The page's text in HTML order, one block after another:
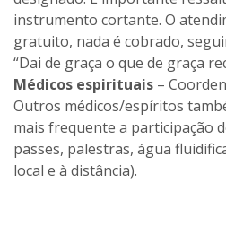
instrumento cortante. O
gratuito, nada é cobrado,
“Dai de graça o que de graça
Médicos espirituais –
Outros médicos/espíritos
mais frequente a participação
passes, palestras, água
local e à distância).